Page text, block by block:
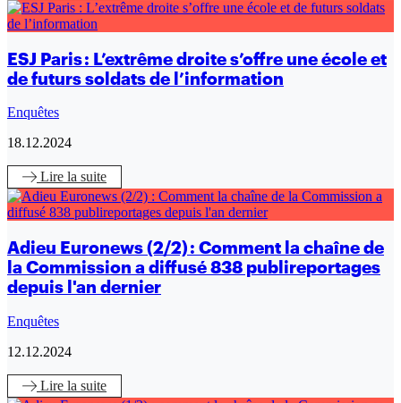
ESJ Paris : L’extrême droite s’offre une école et
de futurs soldats de l’information
Enquêtes
18.12.2024
Lire la suite
Adieu Euronews (2/2) : Comment la chaîne de
la Commission a diffusé 838 publireportages
depuis l'an dernier
Enquêtes
12.12.2024
Lire la suite